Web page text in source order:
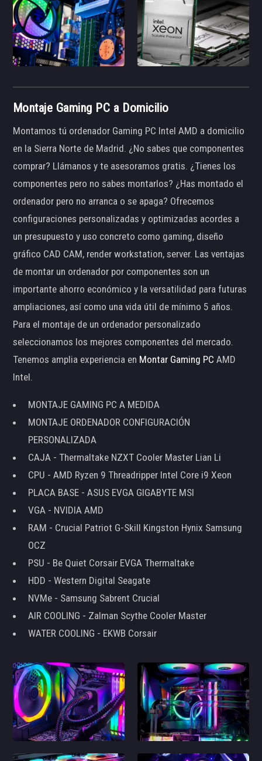
Montaje Gaming PC a Domicilio
Montamos tú ordenador Gaming PC Intel AMD a domicilio
en la Sierra Norte de Madrid. ¿No sabes que componentes
comprar? Llámanos y te asesoramos gratis. ¿Tienes los
componentes pero no sabes montarlos? ¿Has montado el
ordenador pero no arranca o se apaga? Ofrecemos
configuraciones personalizadas y optimizadas acordes a
un presupuesto y uso concreto como gaming, diseño
gráfico CAD CAM, render workstation, server. Las ventajas
de montar un ordenador por componentes son un
importante ahorro económico y la versatilidad para futuras
ampliaciones, así como una vida útil de mínimo 5 años.
Para el montaje de un ordenador personalizado
seleccionamos los mejores componentes del mercado.
Tenemos amplia experiencia en Montar Gaming PC AMD
Intel.
MONTAJE GAMING PC A MEDIDA
MONTAJE ORDENADOR CONFIGURACIÓN
PERSONALIZADA
CAJA - Thermaltake NZXT Cooler Master Lian Li
CPU - AMD Ryzen 9 Threadripper Intel Core i9 Xeon
PLACA BASE - ASUS EVGA GIGABYTE MSI
VGA - NVIDIA AMD
RAM - Crucial Patriot G-Skill Kingston Hynix Samsung
OCZ
PSU - Be Quiet Corsair EVGA Thermaltake
HDD - Western Digital Seagate
NVMe - Samsung Sabrent Crucial
AIR COOLING - Zalman Scythe Cooler Master
WATER COOLING - EKWB Corsair